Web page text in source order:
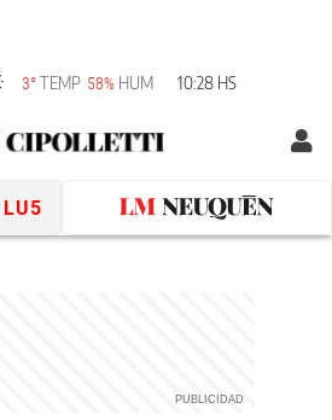
3° TEMP 58% HUM 10:28 HS
LU5